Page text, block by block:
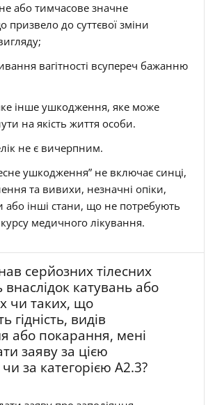
тимчасове значне
призвело до суттєвої зміни
вагітності всупереч бажанню
ушкодження, яке може
на якість життя особи.
не є вичерпним.
ушкодження” не включає синці,
та вивихи, незначні опіки,
або інші стани, що не потребують
медичного лікування.
серйозних тілесних
катувань або
чи таких, що
видів
або покарання, мені
заяву за цією
за категорією А2.3?